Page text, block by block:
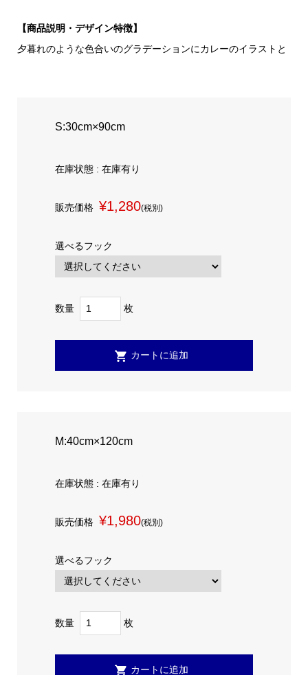
【商品説明・デザイン特徴】
夕暮れのような色合いのグラデーションにカレーのイラストと『
S:30cm×90cm
在庫状態 : 在庫有り
販売価格 ¥1,280(税別)
選べるフック
数量 枚
M:40cm×120cm
在庫状態 : 在庫有り
販売価格 ¥1,980(税別)
選べるフック
数量 枚